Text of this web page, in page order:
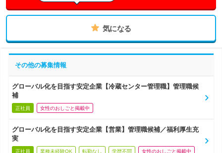
気になる
その他の募集情報
グローバル化を目指す安定企業【冷蔵センター管理職】管理職候
補
正社員 女性のおしごと掲載中
グローバル化を目指す安定企業【営業】管理職候補／福利厚生充
実
正社員 業種未経験OK 転勤なし 学歴不問 女性のおしごと掲載中